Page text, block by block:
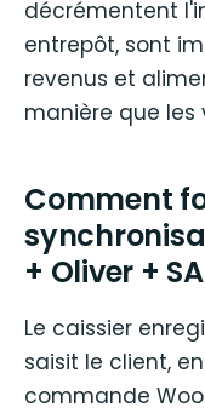
décrémentent
entrepôt, sont
revenus et
manière que les
Comment
+ Oliver +
Le caissier
saisit le client,
commande